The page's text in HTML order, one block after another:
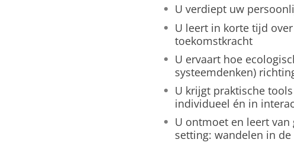
U verdiept uw
U leert in korte tijd
toekomstkracht
U ervaart hoe
systeemdenken)
U krijgt praktische
individueel én in
U ontmoet en leert
setting: wandelen in